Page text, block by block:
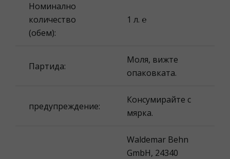
Номинално
количество
(обем):
1 л. ℮
Партида:
Моля, вижте
опаковката.
предупреждение:
Консумирайте с
мярка.
Waldemar Behn
GmbH, 24340